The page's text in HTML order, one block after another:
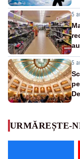
5
5
URMĂREȘTE-